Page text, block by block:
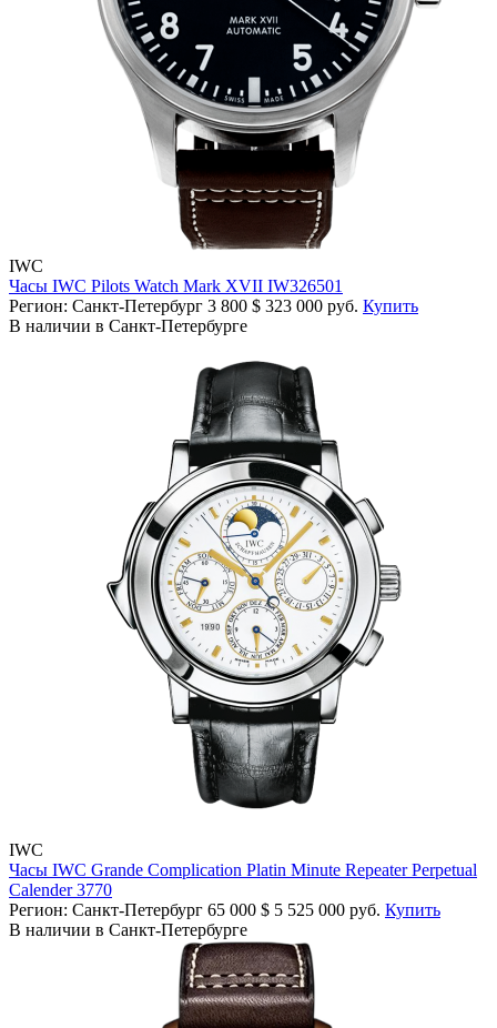
IWC
Часы IWC Pilots Watch Mark XVII IW326501
Регион: Санкт-Петербург 3 800 $ 323 000 руб. Купить
В наличии в Санкт-Петербурге
IWC
Часы IWC Grande Complication Platin Minute Repeater Perpetual
Calender 3770
Регион: Санкт-Петербург 65 000 $ 5 525 000 руб. Купить
В наличии в Санкт-Петербурге